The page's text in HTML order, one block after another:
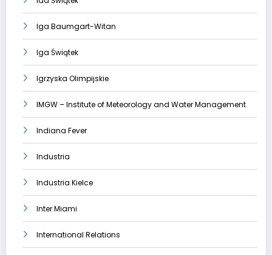
Iga Baumgart-Witan
Iga Świątek
Igrzyska Olimpijskie
IMGW – Institute of Meteorology and Water Management
Indiana Fever
Industria
Industria Kielce
Inter Miami
International Relations